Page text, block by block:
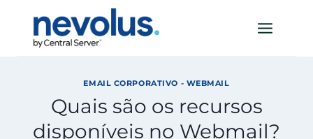
EMAIL CORPORATIVO - WEBMAIL
Quais são os recursos
disponíveis no Webmail?